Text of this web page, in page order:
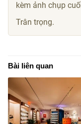
kèm ảnh chụp
Trân trọng.
Bài liên quan